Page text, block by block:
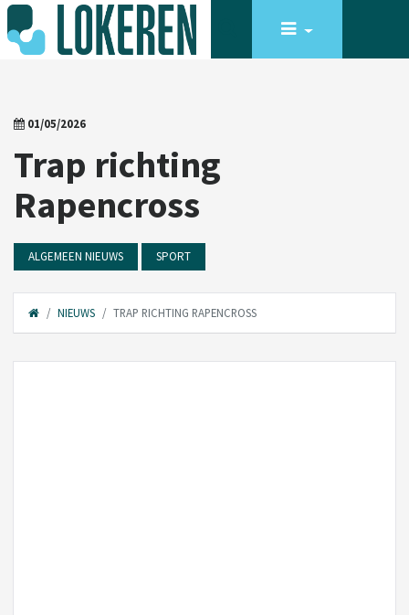
01/05/2026
Trap richting
Rapencross
ALGEMEEN NIEUWS SPORT
NIEUWS TRAP RICHTING RAPENCROSS